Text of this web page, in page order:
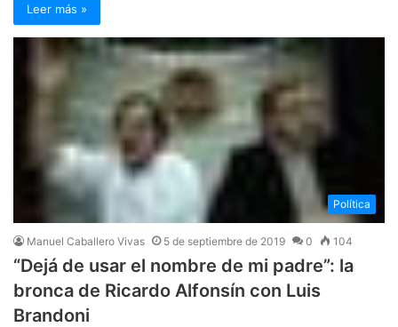
Leer más »
Política
Manuel Caballero Vivas 5 de septiembre de 2019 0 104
“Dejá de usar el nombre de mi padre”: la
bronca de Ricardo Alfonsín con Luis
Brandoni